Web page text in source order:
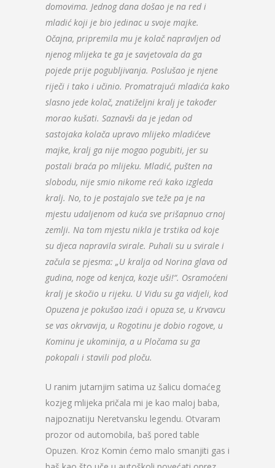
domovima. Jednog dana došao je na red i
mladić koji je bio jedinac u svoje majke.
Očajna, pripremila mu je kolač napravljen od
njenog mlijeka te ga je savjetovala da ga
pojede prije pogubljivanja. Poslušao je njene
riječi i tako i učinio. Promatrajući mladića kako
slasno jede kolač, znatiželjni kralj je također
morao kušati. Saznavši da je jedan od
sastojaka kolača upravo mlijeko mladićeve
majke, kralj ga nije mogao pogubiti, jer su
postali braća po mlijeku. Mladić, pušten na
slobodu, nije smio nikome reći kako izgleda
kralj. No, to je postajalo sve teže pa je na
mjestu udaljenom od kuća sve prišapnuo crnoj
zemlji. Na tom mjestu nikla je trstika od koje
su djeca napravila svirale. Puhali su u svirale i
začula se pjesma: „U kralja od Norina glava od
gudina, noge od kenjca, kozje uši!“. Osramoćeni
kralj je skočio u rijeku. U Vidu su ga vidjeli, kod
Opuzena je pokušao izaći i opuza se, u Krvavcu
se vas okrvavija, u Rogotinu je dobio rogove, u
Kominu je ukominija, a u Pločama su ga
pokopali i stavili pod ploču.
U ranim jutarnjim satima uz šalicu domaćeg
kozjeg mlijeka pričala mi je kao maloj baba,
najpoznatiju Neretvansku legendu. Otvaram
prozor od automobila, baš pored table
Opuzen. Kroz Komin ćemo malo smanjiti gas i